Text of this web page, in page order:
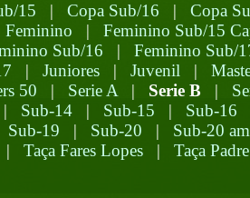
15 | Copa Sub/16 | Copa
Feminino | Feminino Sub/15
Sub/16 | Feminino Sub/
| Juniores | Juvenil |
50 | Serie A | Serie B |
| Sub-14 | Sub-15 | Sub-16
Sub-19 | Sub-20 | Sub-20
| Taça Fares Lopes | Taça